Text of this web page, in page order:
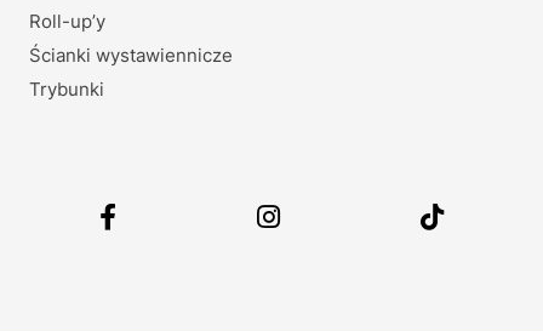
Roll-up’y
Ścianki wystawiennicze
Trybunki